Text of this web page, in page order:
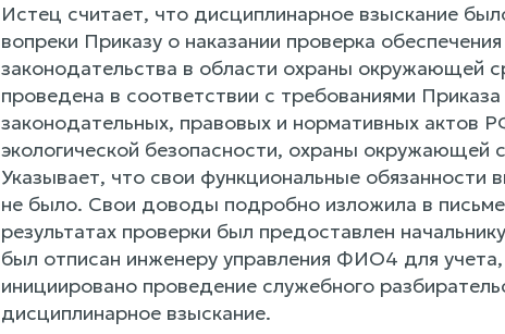
Истец считает, что дисциплинарное взыскание
вопреки Приказу о наказании проверка
законодательства в области охраны окружающей
проведена в соответствии с требованиями
законодательных, правовых и нормативных актов
экологической безопасности, охраны окружающей
Указывает, что свои функциональные
не было. Свои доводы подробно изложила в
результатах проверки был предоставлен
был отписан инженеру управления ФИО4 для
инициировано проведение служебного
дисциплинарное взыскание.